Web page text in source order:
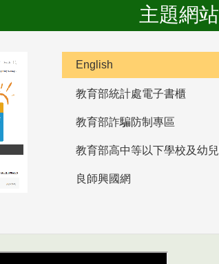
主題網站
English
教育部統計處電子書櫃
教育部詐騙防制專區
良師興國網